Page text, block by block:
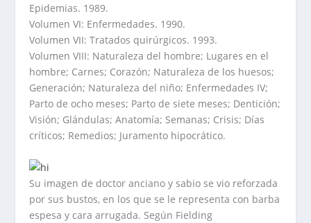
Epidemias. 1989.
Volumen VI: Enfermedades. 1990.
Volumen VII: Tratados quirúrgicos. 1993.
Volumen VIII: Naturaleza del hombre; Lugares en el
hombre; Carnes; Corazón; Naturaleza de los huesos;
Generación; Naturaleza del niño; Enfermedades IV;
Parto de ocho meses; Parto de siete meses; Dentición;
Visión; Glándulas; Anatomía; Semanas; Crisis; Días
críticos; Remedios; Juramento hipocrático.
Su imagen de doctor anciano y sabio se vio reforzada
por sus bustos, en los que se le representa con barba
espesa y cara arrugada. Según Fielding